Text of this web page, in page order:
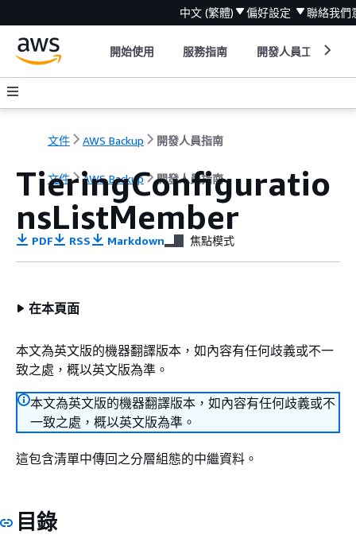
中文 (繁體) 偏好設定 聯絡我們
開始使用 服務指南 開發人員工具
文件 AWS Backup 開發人員指南
文件 AWS Backup 開發人員指南
TieringConfiguratio
nsListMember
PDF RSS Markdown 焦點模式
在本頁面
本文為英文版的機器翻譯版本，如內容有任何歧義或不一
致之處，概以英文版為準。
本文為英文版的機器翻譯版本，如內容有任何歧義或不
一致之處，概以英文版為準。
這包含清單中傳回之分層組態的中繼資料。
目錄